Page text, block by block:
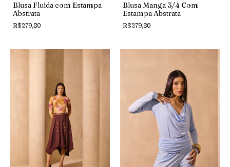
Blusa Fluida com Estampa
Abstrata
R$279,80
Blusa Manga 3/4 Com
Estampa Abstrata
R$279,80